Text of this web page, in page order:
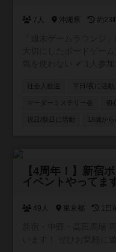
7人 沖縄県 約23
間を作っています。 20
ほしい社会人”にぴったり。 「ボドゲやったことない
せん！ 主催者へのご連
内の掲示板もしくは公
社会人歓迎 平日/夜に活動
マーダーミステリー会 初
祝日/祭日に活動 18歳か
【4周年！】新宿
イベントやってま
49人 東京都 1日